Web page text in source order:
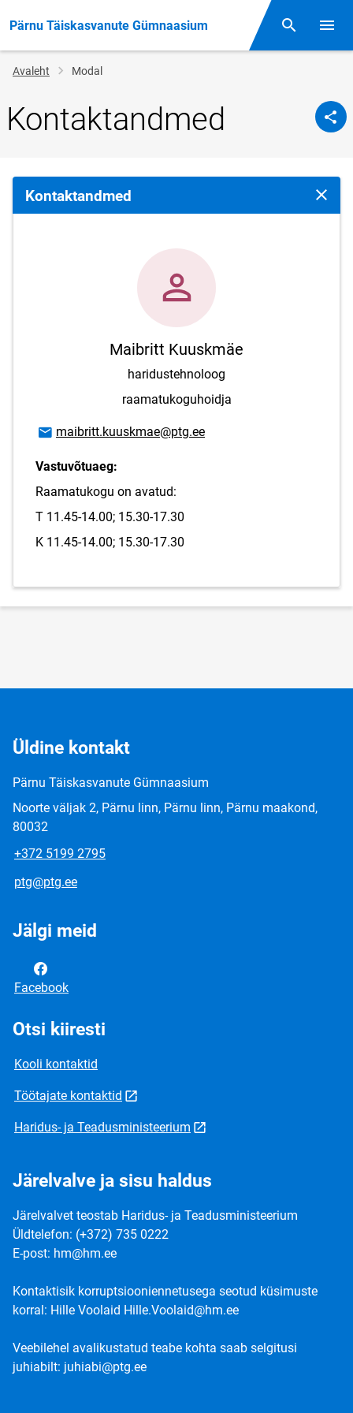
Pärnu Täiskasvanute Gümnaasium Otsing
Jälglink
Avaleht Modal
Kontaktandmed
Kontaktandmed Sulge
Maibritt Kuuskmäe
haridustehnoloog
raamatukoguhoidja
E-posti aadress
maibritt.kuuskmae@ptg.ee
Vastuvõtuaeg:
Raamatukogu on avatud:
T 11.45-14.00; 15.30-17.30
K 11.45-14.00; 15.30-17.30
Üldine kontakt
Pärnu Täiskasvanute Gümnaasium
Noorte väljak 2, Pärnu linn, Pärnu linn, Pärnu maakond,
80032
+372 5199 2795
ptg@ptg.ee
Jälgi meid
Facebook
Otsi kiiresti
Kooli kontaktid
Töötajate kontaktid
Haridus- ja Teadusministeerium
Järelvalve ja sisu haldus
Järelvalvet teostab Haridus- ja Teadusministeerium
Üldtelefon: (+372) 735 0222
E-post: hm@hm.ee
Kontaktisik korruptsiooniennetusega seotud küsimuste
korral: Hille Voolaid Hille.Voolaid@hm.ee
Veebilehel avalikustatud teabe kohta saab selgitusi
juhiabilt: juhiabi@ptg.ee